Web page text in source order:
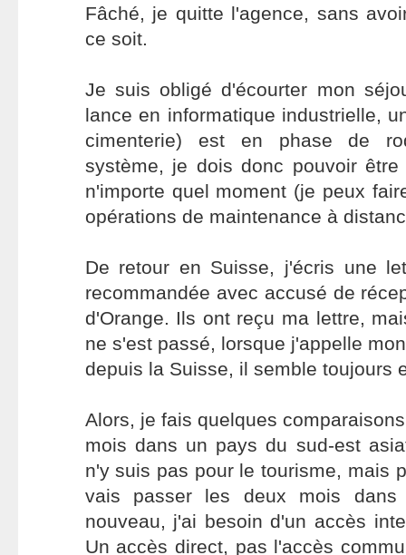
Fâché, je quitte l'agence, sans
ce soit.
Je suis obligé d'écourter mon
lance en informatique industrielle,
cimenterie) est en phase de
système, je dois donc pouvoir
n'importe quel moment (je peux
opérations de maintenance à
De retour en Suisse, j'écris une
recommandée avec accusé de
d'Orange. Ils ont reçu ma lettre,
ne s'est passé, lorsque j'appelle
depuis la Suisse, il semble toujours
Alors, je fais quelques
mois dans un pays du sud-est
n'y suis pas pour le tourisme, mais
vais passer les deux mois
nouveau, j'ai besoin d'un accès
Un accès direct, pas l'accès